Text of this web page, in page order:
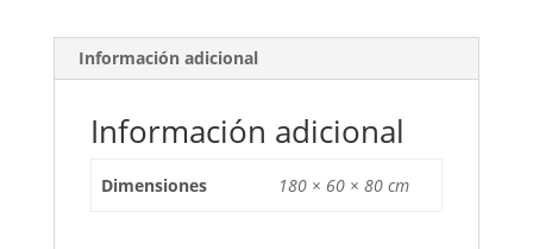
Información adicional
Información adicional
Dimensiones 180 × 60 × 80 cm